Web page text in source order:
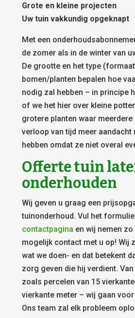
Grote en kleine projecten
Uw tuin vakkundig opgeknapt
Met een
de zomer als in de winter van
De grootte en het type
bomen/planten bepalen hoe
nodig zal hebben – in principe
of we het hier over kleine
grotere planten waar
verloop van tijd meer aandacht
hebben omdat ze niet overal
Offerte tuin
onderhouden
Wij geven u graag een
tuinonderhoud. Vul het
contactpagina en wij nemen
mogelijk contact met u op! Wij
wat we doen- en dat betekent
zorg geven die hij verdient.
zoals percelen van 15
vierkante meter – wij gaan
Ons team zal elk probleem